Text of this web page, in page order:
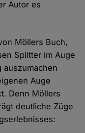
Autor es
Möllers Buch,
Splitter im Auge
auszumachen
Auge
Denn Möllers
deutliche Züge